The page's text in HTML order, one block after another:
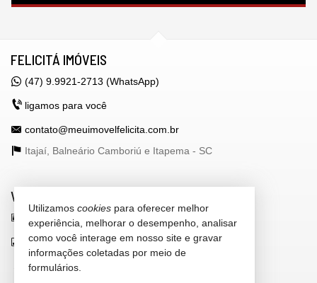
FELICITÁ IMÓVEIS
(47) 9.9921-2713 (WhatsApp)
ligamos para você
contato@meuimovelfelicita.com.br
Itajaí, Balneário Camboriú e Itapema - SC
VEJA MAIS
receba nosso newsletter
indicadores financeiros
cadastre seu imóvel
Utilizamos cookies para oferecer melhor
experiência, melhorar o desempenho, analisar
como você interage em nosso site e gravar
informações coletadas por meio de
formulários.